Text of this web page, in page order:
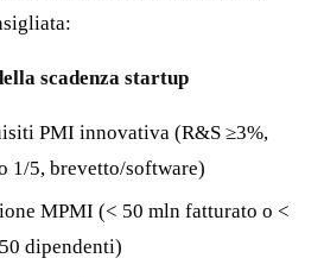
scadenza startup
PMI innovativa (R&S ≥3%,
1/5, brevetto/software)
MPMI (< 50 mln fatturato o <
dipendenti)